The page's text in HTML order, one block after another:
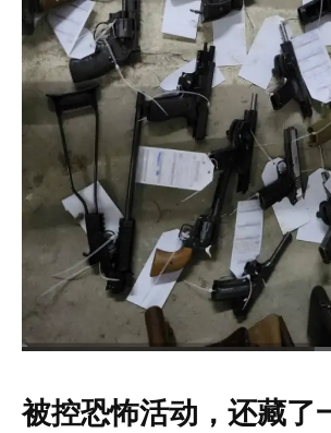
被控恐怖活动，还藏了